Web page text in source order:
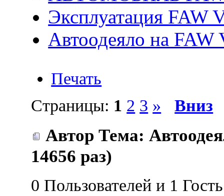
Эксплуатация FAW
Автоодеяло на FAW
Печать
Страницы: 1 2 3 » Вниз
Автор Тема:
14656 раз)
0 Пользователей и 1